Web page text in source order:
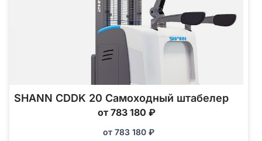
SHANN CDDK 20 Самоходный штабелер
от 783 180 ₽
от 783 180 ₽